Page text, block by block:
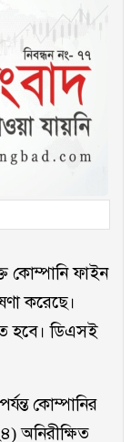
কোম্পানি ফাইন
করেছে।
হবে। ডিএসই
কোম্পানির
অনিরীক্ষিত